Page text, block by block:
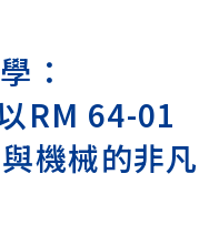
：
RM 64-01
機械的非凡